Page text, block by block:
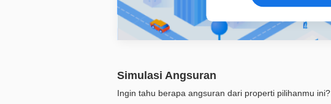
Simulasi Angsuran
Ingin tahu berapa angsuran dari properti pilihanmu ini?